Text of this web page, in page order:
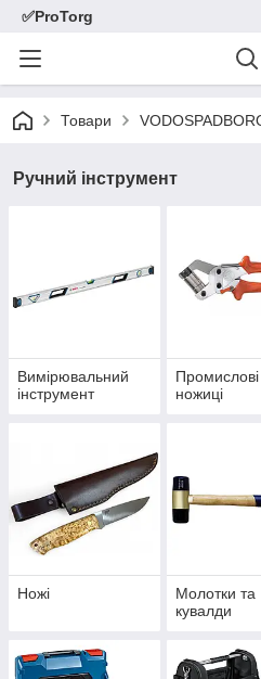
✅ProTorg
Товари
Ручний інструмент
Вимірювальний
інструмент
Промислові
ножиці
Ножі
Молотки та
кувалди